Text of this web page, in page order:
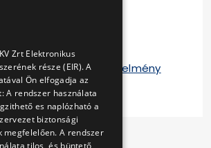
Műszaki követelmény
Zrt Elektronikus
része (EIR). A
Ön elfogadja az
A rendszer használata
es naplózható a
biztonsági
megfelelően. A rendszer